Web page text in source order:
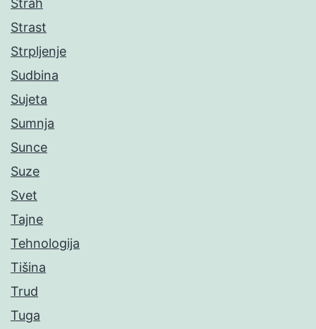
Strah
Strast
Strpljenje
Sudbina
Sujeta
Sumnja
Sunce
Suze
Svet
Tajne
Tehnologija
Tišina
Trud
Tuga